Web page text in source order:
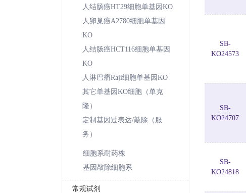
人结肠癌HT29细胞单基因KO
人卵巢癌A2780细胞单基因
KO
人结肠癌HCT116细胞单基因
KO
人淋巴瘤Raji细胞单基因KO
其它单基因KO细胞（单克
隆）
定制基因过表达/敲除（服
务）
细胞系耐药株
基因敲除细胞系
常规试剂
SB-
KO24573
SB-
KO24707
SB-
KO24818